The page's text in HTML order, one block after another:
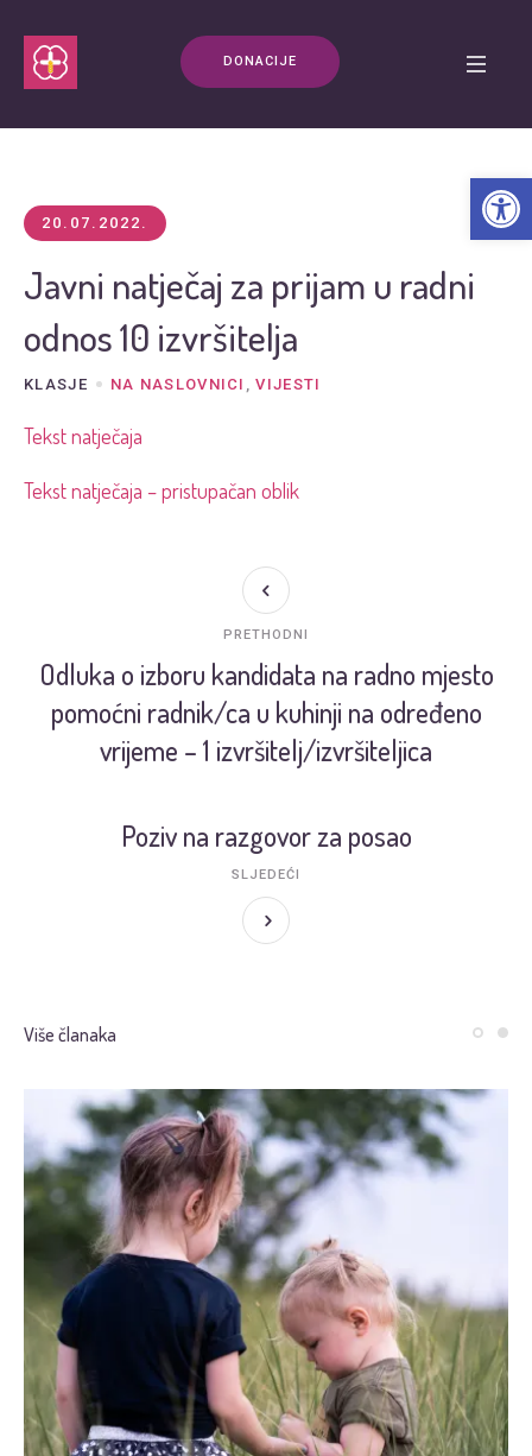
DONACIJE
20.07.2022.
Javni natječaj za prijam u radni
odnos 10 izvršitelja
KLASJE NA NASLOVNICI ,VIJESTI
Tekst natječaja
Tekst natječaja – pristupačan oblik
Odluka o izboru kandidata na radno mjesto
pomoćni radnik/ca u kuhinji na određeno
vrijeme – 1 izvršitelj/izvršiteljica
PRETHODNI
Poziv na razgovor za posao
SLJEDEĆI
Više članaka